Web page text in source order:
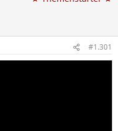
#1.301